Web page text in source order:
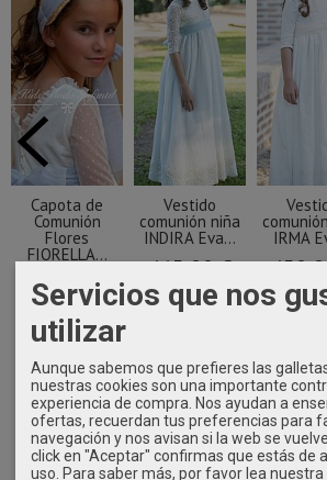
Capota de
Comunión
Flores
FIORELLA...
63,90 €
Vestido
comunión niña
INDIRA Eva...
465,00 €
IRMA
Servicios que nos
utilizar
Aunque sabemos que prefieres las
nuestras cookies son una importante
experiencia de compra. Nos ayudan a
ofertas, recuerdan tus preferencias para
navegación y nos avisan si la web se
click en "Aceptar" confirmas que estás de
uso. Para saber más, por favor lea nuestra